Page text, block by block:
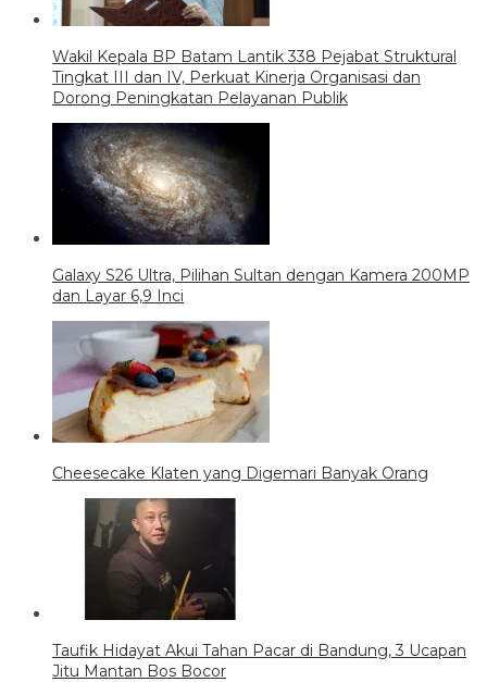
Wakil Kepala BP Batam Lantik 338 Pejabat Struktural
Tingkat III dan IV, Perkuat Kinerja Organisasi dan
Dorong Peningkatan Pelayanan Publik
Galaxy S26 Ultra, Pilihan Sultan dengan Kamera 200MP
dan Layar 6,9 Inci
Cheesecake Klaten yang Digemari Banyak Orang
Taufik Hidayat Akui Tahan Pacar di Bandung, 3 Ucapan
Jitu Mantan Bos Bocor